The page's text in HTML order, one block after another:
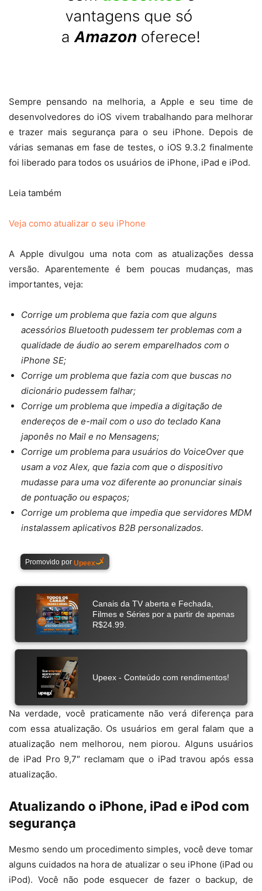
Sempre pensando na melhoria, a Apple e seu time de
desenvolvedores do iOS vivem trabalhando para melhorar
e trazer mais segurança para o seu iPhone. Depois de
várias semanas em fase de testes, o iOS 9.3.2 finalmente
foi liberado para todos os usuários de iPhone, iPad e iPod.
Leia também
Veja como atualizar o seu iPhone
A Apple divulgou uma nota com as atualizações dessa
versão. Aparentemente é bem poucas mudanças, mas
importantes, veja:
Corrige um problema que fazia com que alguns
acessórios Bluetooth pudessem ter problemas com a
qualidade de áudio ao serem emparelhados com o
iPhone SE;
Corrige um problema que fazia com que buscas no
dicionário pudessem falhar;
Corrige um problema que impedia a digitação de
endereços de e-mail com o uso do teclado Kana
japonês no Mail e no Mensagens;
Corrige um problema para usuários do VoiceOver que
usam a voz Alex, que fazia com que o dispositivo
mudasse para uma voz diferente ao pronunciar sinais
de pontuação ou espaços;
Corrige um problema que impedia que servidores MDM
instalassem aplicativos B2B personalizados.
Na verdade, você praticamente não verá diferença para
com essa atualização. Os usuários em geral falam que a
atualização nem melhorou, nem piorou. Alguns usuários
de iPad Pro 9,7″ reclamam que o iPad travou após essa
atualização.
Atualizando o iPhone, iPad e iPod com
segurança
Mesmo sendo um procedimento simples, você deve tomar
alguns cuidados na hora de atualizar o seu iPhone (iPad ou
iPod). Você não pode esquecer de fazer o backup, de